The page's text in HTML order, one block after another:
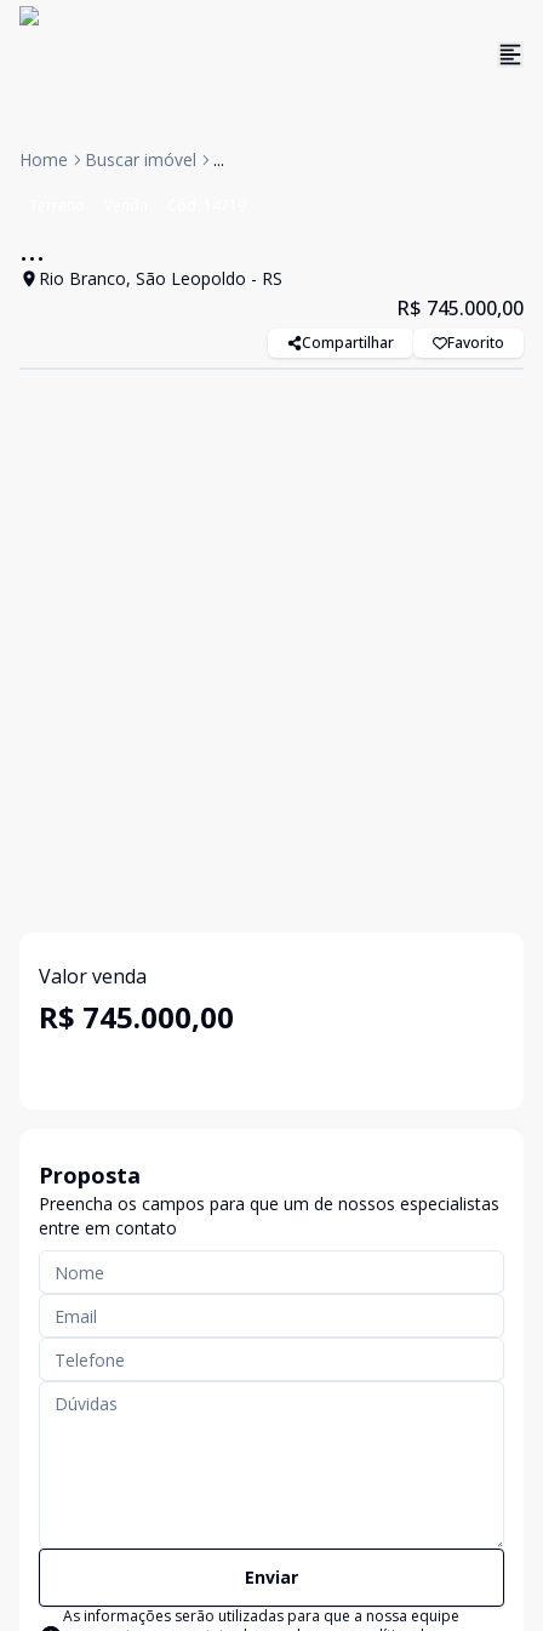
Home Buscar imóvel ...
...
Rio Branco, São Leopoldo - RS
R$ 745.000,00
Compartilhar Favorito
Valor venda
R$ 745.000,00
Proposta
Preencha os campos para que um de nossos especialistas
entre em contato
Enviar
As informações serão utilizadas para que a nossa equipe